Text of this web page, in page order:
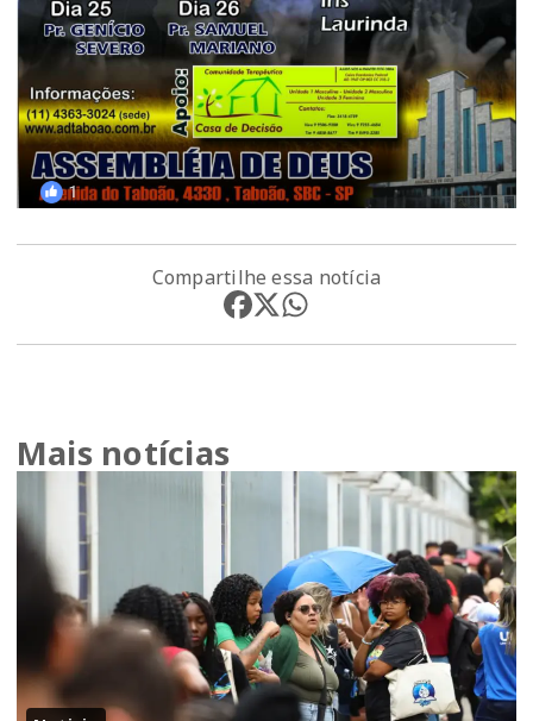
Compartilhe essa notícia
Mais notícias